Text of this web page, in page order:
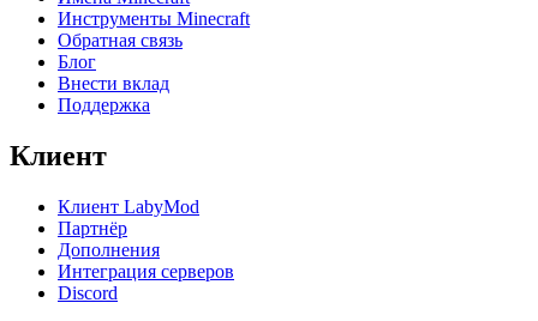
Инструменты Minecraft
Обратная связь
Блог
Внести вклад
Поддержка
Клиент
Клиент LabyMod
Партнёр
Дополнения
Интеграция серверов
Discord